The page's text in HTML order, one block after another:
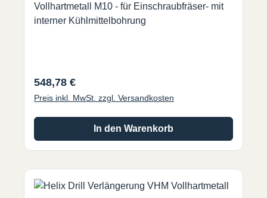
Vollhartmetall M10 - für Einschraubfräser- mit
interner Kühlmittelbohrung
Regulärer Preis:
548,78 €
Preis inkl. MwSt. zzgl. Versandkosten
In den Warenkorb